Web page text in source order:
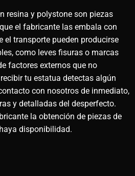
resina y polystone son piezas
el fabricante las embala con
el transporte pueden producirse
como leves fisuras o marcas
factores externos que no
tu estatua detectas algún
con nosotros de inmediato,
y detalladas del desperfecto.
la obtención de piezas de
disponibilidad.